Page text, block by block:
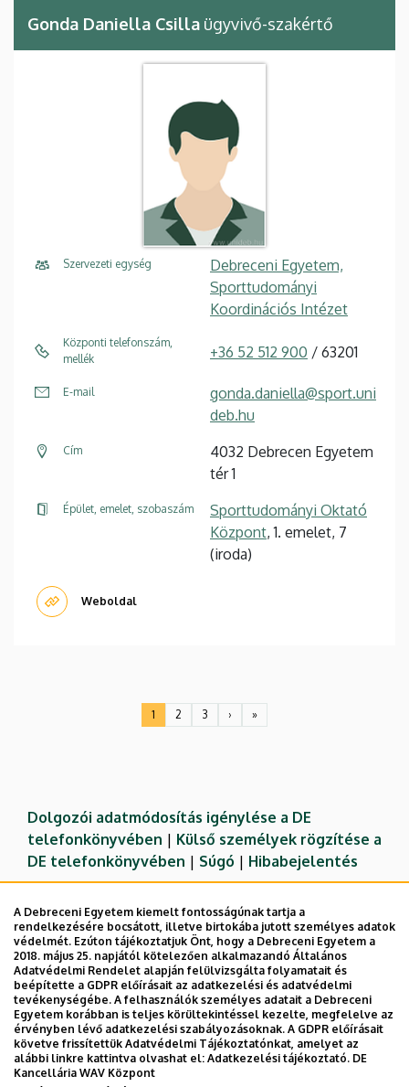
Gonda Daniella Csilla ügyvivő-szakértő
Szervezeti egység
Debreceni Egyetem,
Sporttudományi
Koordinációs Intézet
Központi telefonszám,
mellék
+36 52 512 900 / 63201
E-mail
gonda.daniella@sport.uni
deb.hu
Cím
4032 Debrecen Egyetem
tér 1
Épület, emelet, szobaszám
Sporttudományi Oktató
Központ, 1. emelet, 7
(iroda)
Weboldal
Jelenlegi
1
Oldal
2
Oldal
3
Következő
›
Utolsó
»
Dolgozói adatmódosítás igénylése a DE
telefonkönyvében | Külső személyek rögzítése a
DE telefonkönyvében | Súgó | Hibabejelentés
Adatvédelem
Adatvédelem
A Debreceni Egyetem kiemelt fontosságúnak tartja a
rendelkezésére bocsátott, illetve birtokába jutott személyes adatok
védelmét. Ezúton tájékoztatjuk Önt, hogy a Debreceni Egyetem a
2018. május 25. napjától kötelezően alkalmazandó Általános
Adatvédelmi Rendelet alapján felülvizsgálta folyamatait és
beépítette a GDPR előírásait az adatkezelési és adatvédelmi
tevékenységébe. A felhasználók személyes adatait a Debreceni
Egyetem korábban is teljes körültekintéssel kezelte, megfelelve az
érvényben lévő adatkezelési szabályozásoknak. A GDPR előírásait
követve frissítettük Adatvédelmi Tájékoztatónkat, amelyet az
alábbi linkre kattintva olvashat el: Adatkezelési tájékoztató. DE
Kancellária WAV Központ